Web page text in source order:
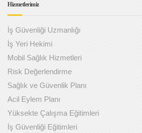
Hizmetlerimiz
İş Güvenliği Uzmanlığı
İş Yeri Hekimi
Mobil Sağlık Hizmetleri
Risk Değerlendirme
Sağlık ve Güvenlik Planı
Acil Eylem Planı
Yüksekte Çalışma Eğitimleri
İş Güvenliği Eğitimleri